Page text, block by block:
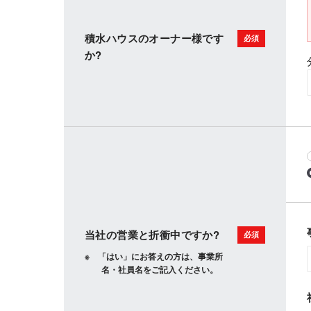
積水ハウスのオーナー様です
か?
当社の営業と折衝中ですか?
「はい」にお答えの方は、事業所
名・社員名をご記入ください。